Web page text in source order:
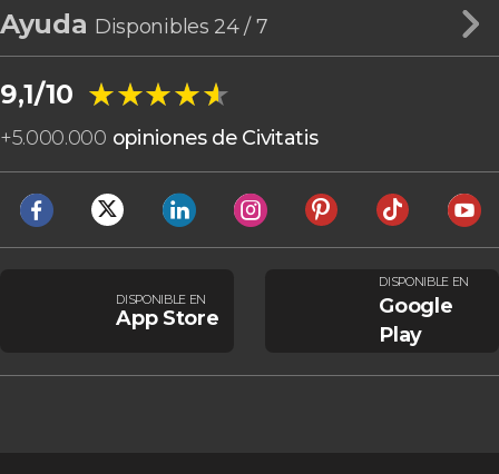
Ayuda Disponibles 24 / 7
9,1/10 ★★★★★
★★★★★
+5.000.000 opiniones de Civitatis
DISPONIBLE EN
App Store
DISPONIBLE EN
Google
Play